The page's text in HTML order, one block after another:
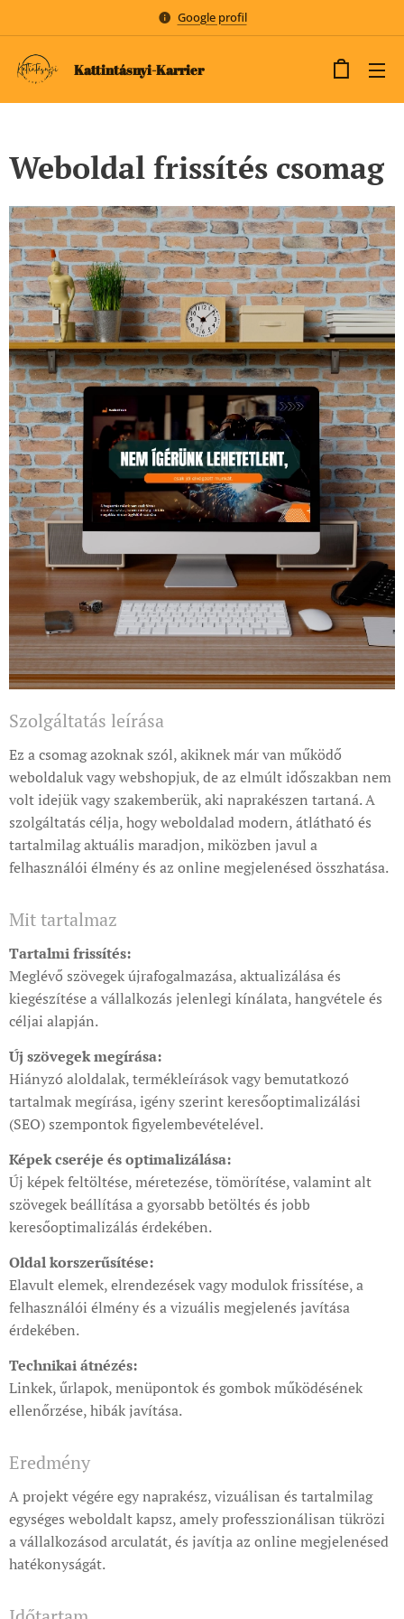
Google profil
Kattintásnyi-Karrier
Weboldal frissítés csomag
Szolgáltatás leírása
Ez a csomag azoknak szól, akiknek már van működő
weboldaluk vagy webshopjuk, de az elmúlt időszakban nem
volt idejük vagy szakemberük, aki naprakészen tartaná. A
szolgáltatás célja, hogy weboldalad modern, átlátható és
tartalmilag aktuális maradjon, miközben javul a
felhasználói élmény és az online megjelenésed összhatása.
Mit tartalmaz
Tartalmi frissítés:
Meglévő szövegek újrafogalmazása, aktualizálása és
kiegészítése a vállalkozás jelenlegi kínálata, hangvétele és
céljai alapján.
Új szövegek megírása:
Hiányzó aloldalak, termékleírások vagy bemutatkozó
tartalmak megírása, igény szerint keresőoptimalizálási
(SEO) szempontok figyelembevételével.
Képek cseréje és optimalizálása:
Új képek feltöltése, méretezése, tömörítése, valamint alt
szövegek beállítása a gyorsabb betöltés és jobb
keresőoptimalizálás érdekében.
Oldal korszerűsítése:
Elavult elemek, elrendezések vagy modulok frissítése, a
felhasználói élmény és a vizuális megjelenés javítása
érdekében.
Technikai átnézés:
Linkek, űrlapok, menüpontok és gombok működésének
ellenőrzése, hibák javítása.
Eredmény
A projekt végére egy naprakész, vizuálisan és tartalmilag
egységes weboldalt kapsz, amely professzionálisan tükrözi
a vállalkozásod arculatát, és javítja az online megjelenésed
hatékonyságát.